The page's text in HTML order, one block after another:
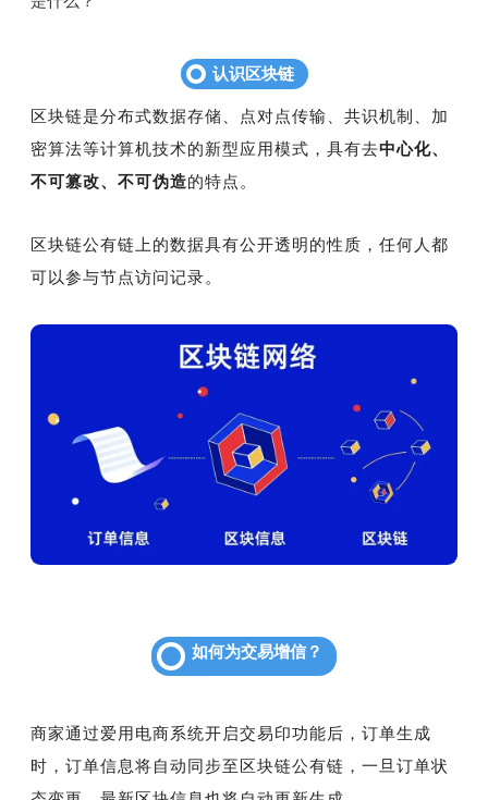
认识区块链
区块链是分布式数据存储、点对点传输、共识机制、加
密算法等计算机技术的新型应用模式，具有去中心化、
不可篡改、不可伪造的特点。
区块链公有链上的数据具有公开透明的性质，任何人都
可以参与节点访问记录。
如何为交易增信？
商家通过爱用电商系统开启交易印功能后，订单生成
时，订单信息将自动同步至区块链公有链，一旦订单状